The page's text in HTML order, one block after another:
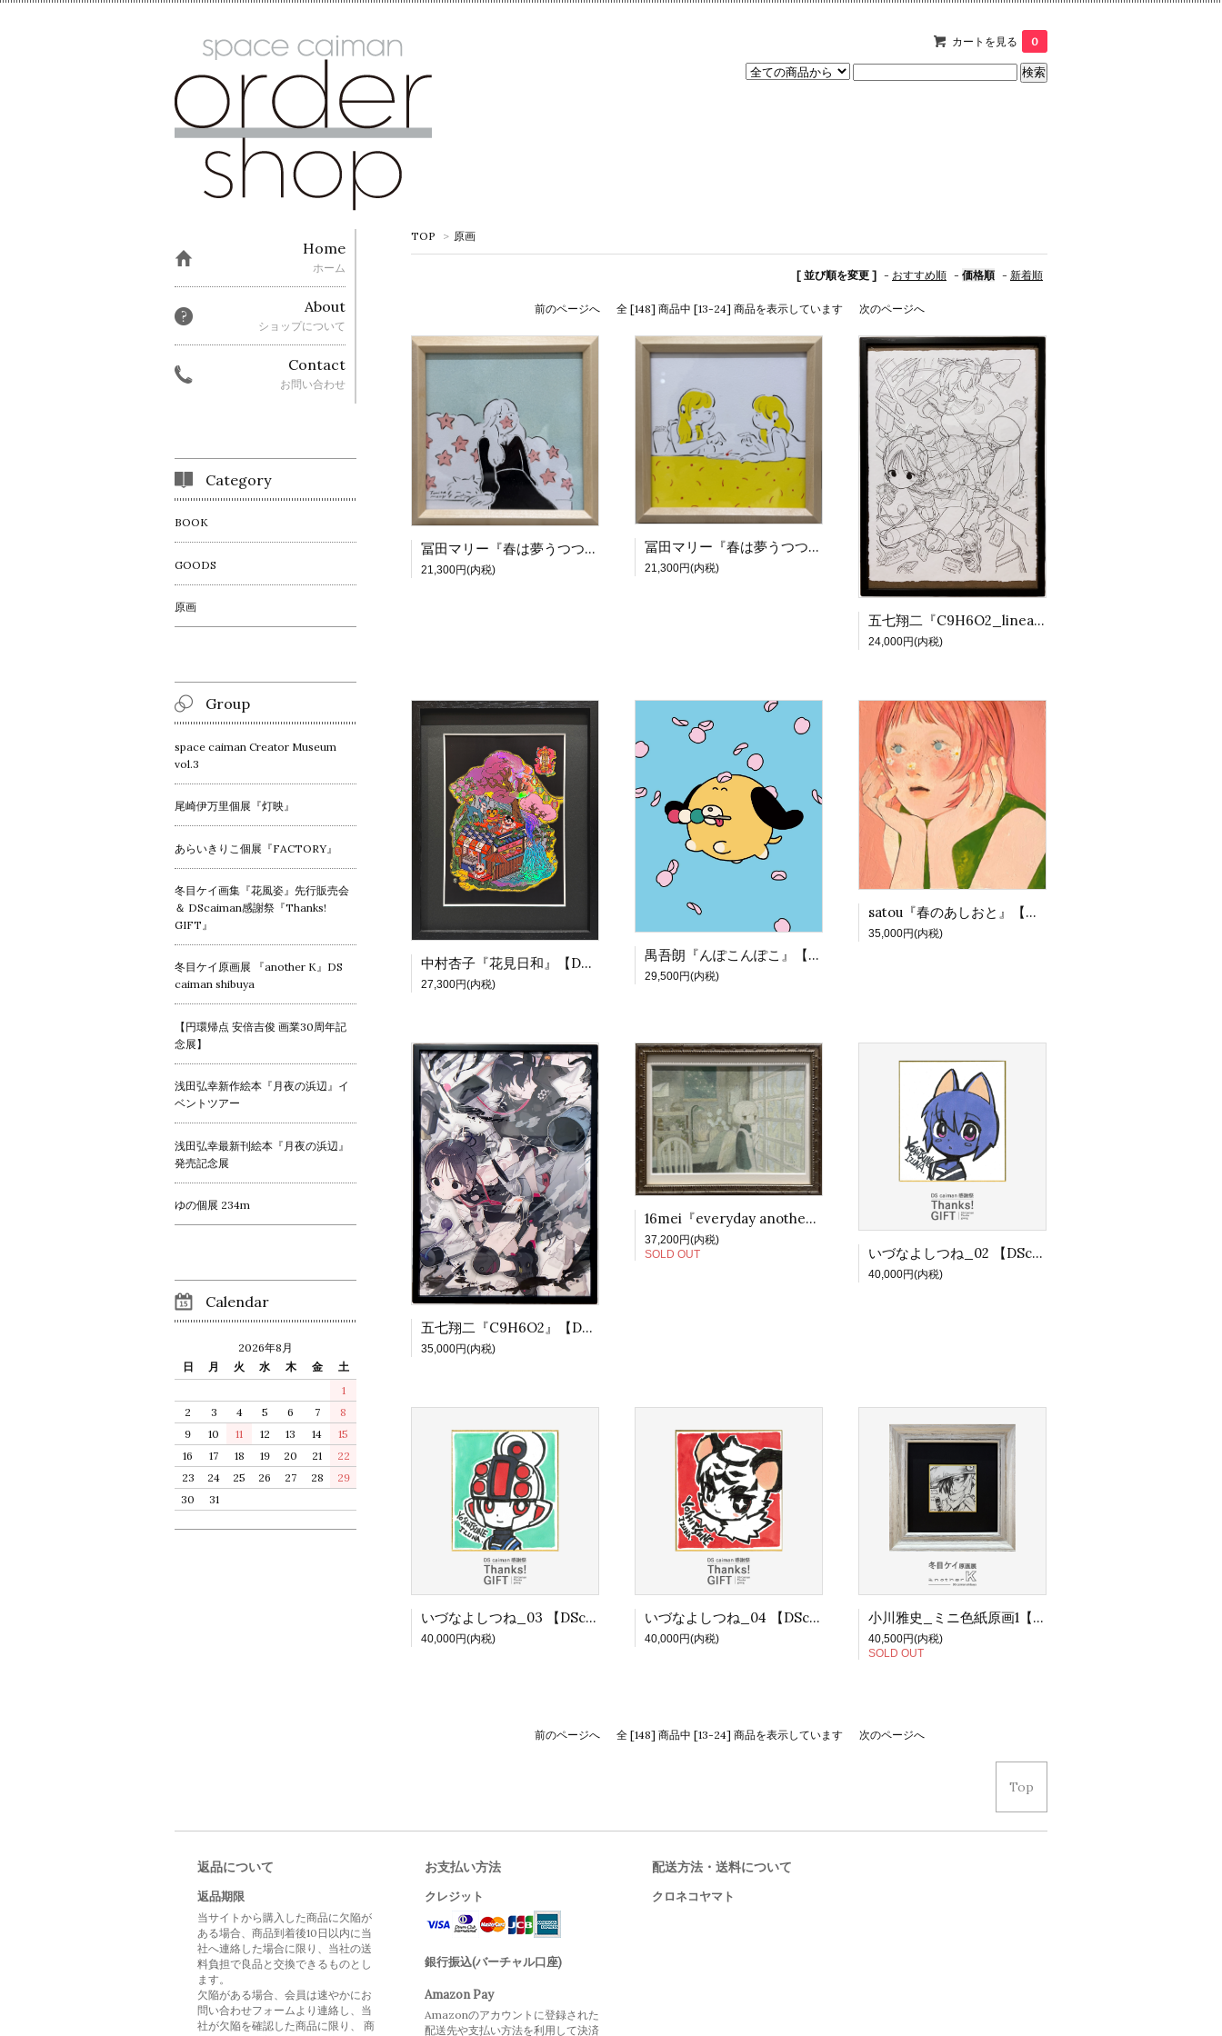
カートを見る 0
TOP > 原画
[ 並び順を変更 ] - おすすめ順 - 価格順 - 新着順
前のページへ 全 [148] 商品中 [13-24] 商品を表示しています 次のページへ
冨田マリー『春は夢うつつ #01』【DS合同展Vol.3】
21,300円(内税)
冨田マリー『春は夢うつつ #03』【DS合同展Vol.3】
21,300円(内税)
五七翔二『C9H6O2_lineart』【DS合同展Vol.3】
24,000円(内税)
中村杏子『花見日和』【DS合同展Vol.3】
27,300円(内税)
禺吾朗『んぽこんぽこ』【DS合同展Vol.3】
29,500円(内税)
satou『春のあしおと』【DS合同展Vol.3】
35,000円(内税)
五七翔二『C9H6O2』【DS合同展Vol.3】
35,000円(内税)
16mei『everyday another』【DS合同展Vol.3】
37,200円(内税)
SOLD OUT
いづなよしつね_02 【DScaiman感謝祭】
40,000円(内税)
いづなよしつね_03 【DScaiman感謝祭】
40,000円(内税)
いづなよしつね_04 【DScaiman感謝祭】
40,000円(内税)
小川雅史_ミニ色紙原画1【冬目ケイ原画展 『another K』DS caiman shibuya】
40,500円(内税)
SOLD OUT
前のページへ 全 [148] 商品中 [13-24] 商品を表示しています 次のページへ
Home
ホーム
About
ショップについて
Contact
お問い合わせ
Category
BOOK
GOODS
原画
Group
space caiman Creator Museum
vol.3
尾崎伊万里個展『灯映』
あらいきりこ個展『FACTORY』
冬目ケイ画集『花風姿』先行販売会
＆ DScaiman感謝祭『Thanks!
GIFT』
冬目ケイ原画展 『another K』DS
caiman shibuya
【円環帰点 安倍吉俊 画業30周年記
念展】
浅田弘幸新作絵本『月夜の浜辺』イ
ベントツアー
浅田弘幸最新刊絵本『月夜の浜辺』
発売記念展
ゆの個展 234m
Calendar
2026年8月
日
月 火 水 木 金
土
1
2
3 4 5 6 7
8
9
10 11 12 13 14
15
16
17 18 19 20 21
22
23
24 25 26 27 28
29
30
31
Top
返品について
返品期限
当サイトから購入した商品に欠陥が
ある場合、商品到着後10日以内に当
社へ連絡した場合に限り、当社の送
料負担で良品と交換できるものとし
ます。
欠陥がある場合、会員は速やかにお
問い合わせフォームより連絡し、当
社が欠陥を確認した商品に限り、 商
お支払い方法
クレジット
銀行振込(バーチャル口座)
Amazon Pay
Amazonのアカウントに登録された
配送先や支払い方法を利用して決済
配送方法・送料について
クロネコヤマト